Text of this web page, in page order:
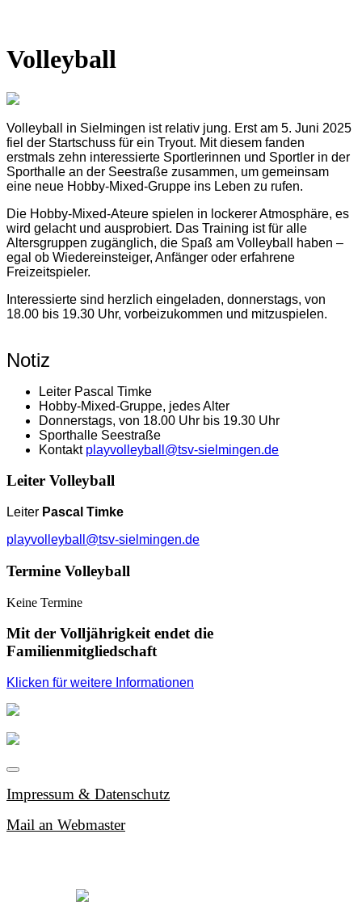
Volleyball
Volleyball in Sielmingen ist relativ jung. Erst am 5. Juni 2025
fiel der Startschuss für ein Tryout. Mit diesem fanden
erstmals zehn interessierte Sportlerinnen und Sportler in der
Sporthalle an der Seestraße zusammen, um gemeinsam
eine neue Hobby-Mixed-Gruppe ins Leben zu rufen.
Die Hobby-Mixed-Ateure spielen in lockerer Atmosphäre, es
wird gelacht und ausprobiert. Das Training ist für alle
Altersgruppen zugänglich, die Spaß am Volleyball haben –
egal ob Wiedereinsteiger, Anfänger oder erfahrene
Freizeitspieler.
Interessierte sind herzlich eingeladen, donnerstags, von
18.00 bis 19.30 Uhr, vorbeizukommen und mitzuspielen.
Notiz
Leiter Pascal Timke
Hobby-Mixed-Gruppe, jedes Alter
Donnerstags, von 18.00 Uhr bis 19.30 Uhr
Sporthalle Seestraße
Kontakt playvolleyball@tsv-sielmingen.de
Leiter Volleyball
Leiter Pascal Timke
playvolleyball@tsv-sielmingen.de
Termine Volleyball
Keine Termine
Mit der Volljährigkeit endet die
Familienmitgliedschaft
Klicken für weitere Informationen
Impressum & Datenschutz
Mail an Webmaster